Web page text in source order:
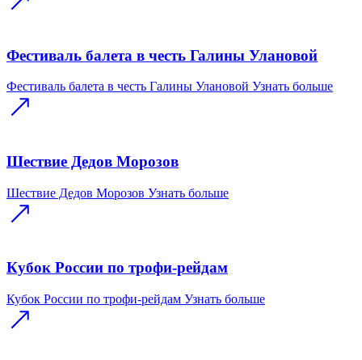
Фестиваль балета в честь Галины Улановой
Фестиваль балета в честь Галины Улановой Узнать больше
Шествие Дедов Морозов
Шествие Дедов Морозов Узнать больше
Кубок России по трофи-рейдам
Кубок России по трофи-рейдам Узнать больше